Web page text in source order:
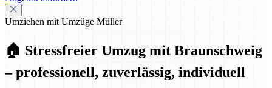
Umziehen mit Umzüge Müller
🏠 Stressfreier Umzug mit Braunschweig
– professionell, zuverlässig, individuell